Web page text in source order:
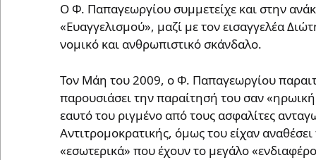
Ο Φ. Παπαγεωργίου συμμετείχε και στην
«Ευαγγελισμού», μαζί με τον εισαγγελέα
νομικό και ανθρωπιστικό σκάνδαλο.
Τον Μάη του 2009, ο Φ. Παπαγεωργίου
παρουσιάσει την παραίτησή του σαν
εαυτό του ριγμένο από τους ασφαλίτες
Αντιτρομοκρατικής, όμως του είχαν
«εσωτερικά» που έχουν το μεγάλο